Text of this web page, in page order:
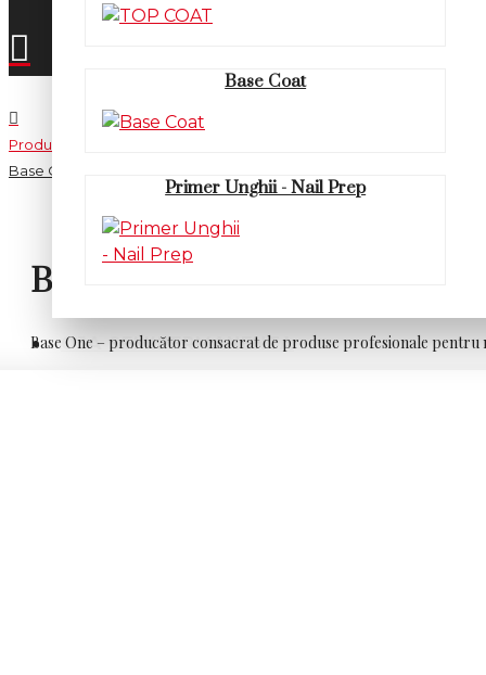
Base Coat
Primer Unghii - Nail Prep
OJA SEMIPERMANENTA
Producător
Base One
Base One
Base One – producător consacrat de produse profesionale pentru
Base One este un producător recunoscut în
performanța constantă a produselor sale. Brandul
Într-un domeniu competitiv, unde fiecare detaliu
utilizatorii care doresc rezultate de salon acasă.
Portofoliul Base One acoperă toate etapele realizării